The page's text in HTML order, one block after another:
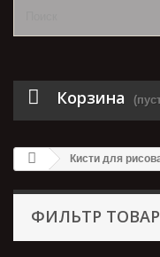
Корзина
Кисти для
ФИЛЬТР